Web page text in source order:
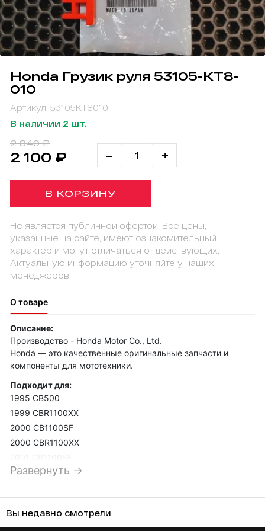
Honda Грузик руля 53105-KT8-
010
Артикул: 53105KT8010
В наличии 2 шт.
2 840 ₽
2 100 ₽ - +
В КОРЗИНУ
Не является публичной офертой. Все цены,
указанные на сайте, имеют ознакомительный
характер и могут отличаться от действующих.
Актуальную информацию уточняйте у наших
менеджеров.
О товаре
Описание:
Производство - Honda Motor Co., Ltd.
Honda — это качественные оригинальные запчасти и
компоненты для мототехники.
Подходит для:
1995 CB500
1999 CBR1100XX
2000 CB1100SF
2000 CBR1100XX
2001 CBR1100XX
2003 CBR600RR
Развернуть →
Вы недавно смотрели